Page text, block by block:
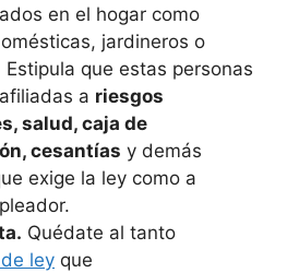
en el hogar como
jardineros o
que estas personas
a riesgos
salud, caja de
cesantías y demás
exige la ley como a
Quédate al tanto
ley que